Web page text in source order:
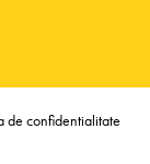
de confidentialitate